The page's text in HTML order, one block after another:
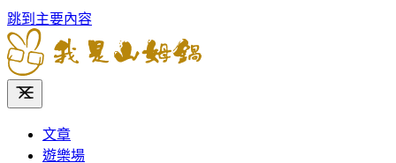
跳到主要內容
文章
遊樂場